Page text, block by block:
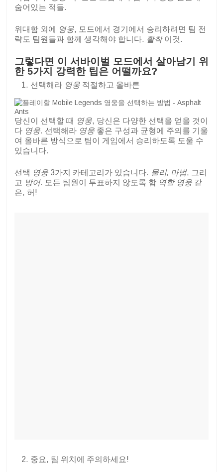
숨어있는 적들.
위대함 외에 영웅, 모드에서 경기에서 승리하려면 팀 전
략도 팀원들과 함께 생각해야 합니다. 활착이것.
그렇다면 이 서바이벌 모드에서 살아남기 위
한 5가지 강력한 팁은 어떨까요?
선택해라 영웅 적절하고 올바른
당신이 선택할 때 영웅, 당신은 다양한 선택을 얻을 것이
다 영웅. 선택해라 영웅 좋은 구성과 균형에 주의를 기울
여 올바른 방식으로 팀이 게임에서 승리하도록 도울 수
있습니다.
선택 영웅 3가지 카테고리가 있습니다. 물리, 마법, 그리
고 방어. 모든 팀원이 투표하지 않도록 함 역할 영웅 같
은, 허!
중요, 팀 위치에 주의하세요!